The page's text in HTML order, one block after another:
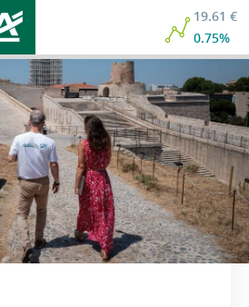
19.61 €
0.75%